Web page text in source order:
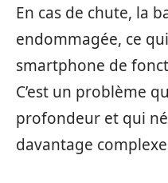
En cas de chute, la
endommagée, ce
smartphone de
C’est un problème
profondeur et qui
davantage